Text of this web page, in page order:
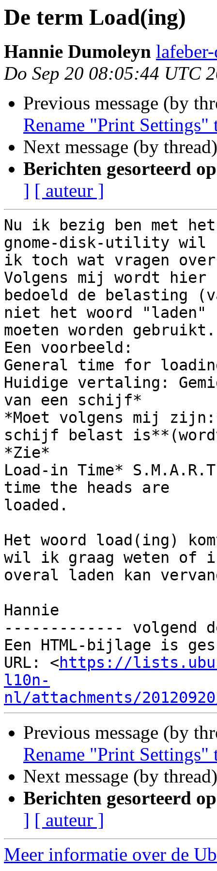
De term Load(ing)
Hannie Dumoleyn
Do Sep 20 08:05:44 UTC
Previous message (by
Rename "Print
Next message (by
Berichten gesorteerd
] [ auteur ]
Nu ik bezig ben met
gnome-disk-utility wil
ik toch wat vragen
Volgens mij wordt hier
bedoeld de belasting
niet het woord "laden"
moeten worden gebruikt.
Een voorbeeld:
General time for
Huidige vertaling:
van een schijf*
*Moet volgens mij
schijf belast
*Zie*
Load-in Time*
time the heads are
loaded.
Het woord load(ing)
wil ik graag weten of
overal laden kan
Hannie
------------- volgend
Een HTML-bijlage is
URL: <https://
l10n-
nl/attachments/
Previous message (by
Rename "Print
Next message (by
Berichten gesorteerd
] [ auteur ]
Meer informatie over de